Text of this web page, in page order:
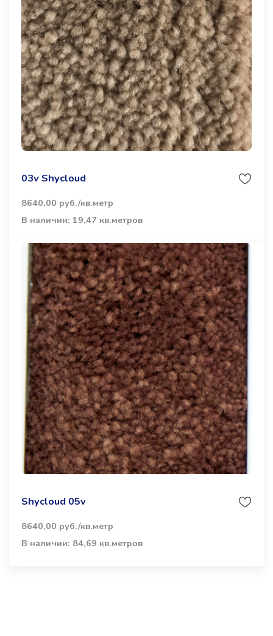
03v Shycloud
8640,00 руб./кв.метр
В наличии: 19,47 кв.метров
Shycloud 05v
8640,00 руб./кв.метр
В наличии: 84,69 кв.метров